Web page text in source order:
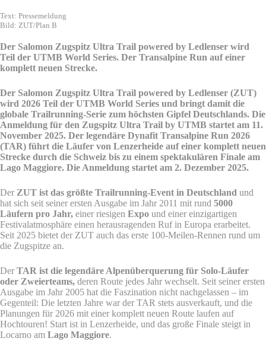
Text: Pressemeldung
Bild: ZUT/Plan B
Der Salomon Zugspitz Ultra Trail powered by Ledlenser wird
Teil der UTMB World Series. Der Transalpine Run auf einer
komplett neuen Strecke.
Der Salomon Zugspitz Ultra Trail powered by Ledlenser (ZUT)
wird 2026 Teil der UTMB World Series und bringt damit die
globale Trailrunning-Serie zum höchsten Gipfel Deutschlands. Die
Anmeldung für den Zugspitz Ultra Trail by UTMB startet am 11.
November 2025. Der legendäre Dynafit Transalpine Run 2026
(TAR) führt die Läufer von Lenzerheide auf einer komplett neuen
Strecke durch die Schweiz bis zu einem spektakulären Finale am
Lago Maggiore. Die Anmeldung startet am 2. Dezember 2025.
Der ZUT ist das größte Trailrunning-Event in Deutschland und
hat sich seit seiner ersten Ausgabe im Jahr 2011 mit rund 5000
Läufern pro Jahr, einer riesigen Expo und einer einzigartigen
Festivalatmosphäre einen herausragenden Ruf in Europa erarbeitet.
Seit 2025 bietet der ZUT auch das erste 100-Meilen-Rennen rund um
die Zugspitze an.
Der TAR ist die legendäre Alpenüberquerung für Solo-Läufer
oder Zweierteams, deren Route jedes Jahr wechselt. Seit seiner ersten
Ausgabe im Jahr 2005 hat die Faszination nicht nachgelassen – im
Gegenteil: Die letzten Jahre war der TAR stets ausverkauft, und die
Planungen für 2026 mit einer komplett neuen Route laufen auf
Hochtouren! Start ist in Lenzerheide, und das große Finale steigt in
Locarno am Lago Maggiore.